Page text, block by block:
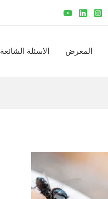
المعرض الاسئلة الشائعة